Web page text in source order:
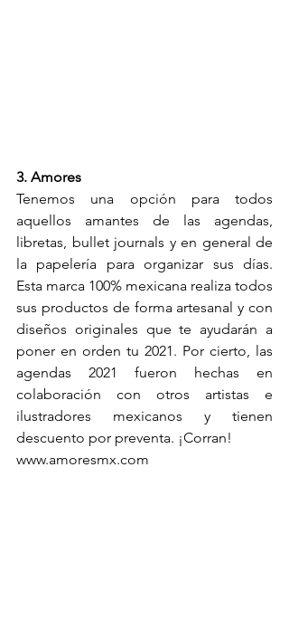
3. Amores
Tenemos una opción para todos
aquellos amantes de las agendas,
libretas, bullet journals y en general de
la papelería para organizar sus días.
Esta marca 100% mexicana realiza todos
sus productos de forma artesanal y con
diseños originales que te ayudarán a
poner en orden tu 2021. Por cierto, las
agendas 2021 fueron hechas en
colaboración con otros artistas e
ilustradores mexicanos y tienen
descuento por preventa. ¡Corran!
www.amoresmx.com